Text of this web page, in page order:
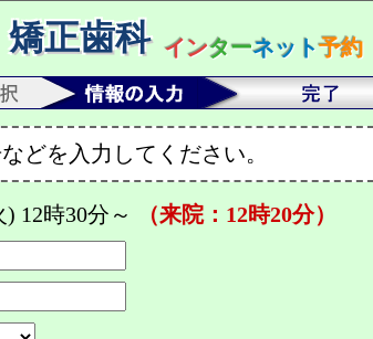
正歯科 インターネット予約
どを入力してください。
12時30分～
（来院：12時20分）